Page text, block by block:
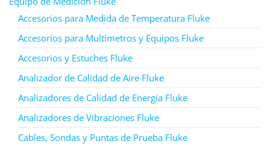
Accesorios para Medida de Temperatura Fluke
Accesorios para Multímetros y Equipos Fluke
Accesorios y Estuches Fluke
Analizador de Calidad de Aire Fluke
Analizadores de Calidad de Energía Fluke
Analizadores de Vibraciones Fluke
Cables, Sondas y Puntas de Prueba Fluke